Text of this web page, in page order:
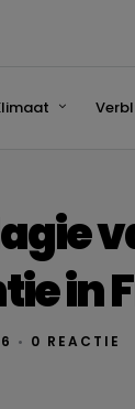
in
• 0 REACTIE